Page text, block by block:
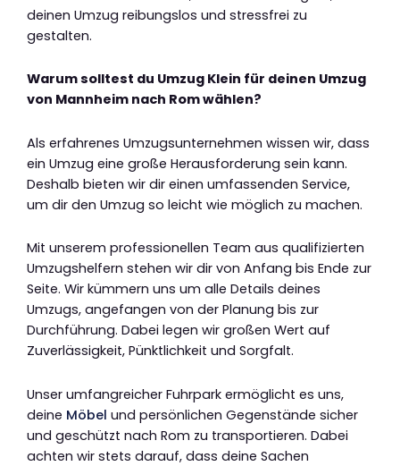
deinen Umzug reibungslos und stressfrei zu
gestalten.
Warum solltest du Umzug Klein für deinen Umzug
von Mannheim nach Rom wählen?
Als erfahrenes Umzugsunternehmen wissen wir, dass
ein Umzug eine große Herausforderung sein kann.
Deshalb bieten wir dir einen umfassenden Service,
um dir den Umzug so leicht wie möglich zu machen.
Mit unserem professionellen Team aus qualifizierten
Umzugshelfern stehen wir dir von Anfang bis Ende zur
Seite. Wir kümmern uns um alle Details deines
Umzugs, angefangen von der Planung bis zur
Durchführung. Dabei legen wir großen Wert auf
Zuverlässigkeit, Pünktlichkeit und Sorgfalt.
Unser umfangreicher Fuhrpark ermöglicht es uns,
deine Möbel und persönlichen Gegenstände sicher
und geschützt nach Rom zu transportieren. Dabei
achten wir stets darauf, dass deine Sachen